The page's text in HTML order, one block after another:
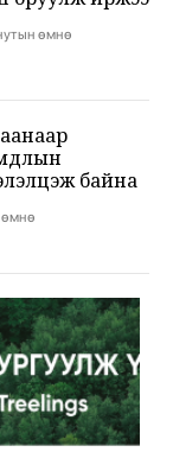
байна
өмнө
цуцаллаа